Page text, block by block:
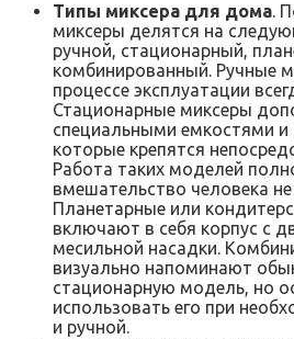
Типы миксера для дома.
миксеры делятся на
ручной, стационарный,
комбинированный. Ручные
процессе эксплуатации
Стационарные миксеры
специальными емкостями
которые крепятся
Работа таких моделей
вмешательство человека не
Планетарные или
включают в себя корпус с
месильной насадки.
визуально напоминают
стационарную модель, но
использовать его при
и ручной.